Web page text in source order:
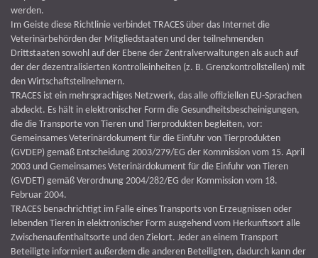
werden.
Im Geiste diese Richtlinie verbindet TRACES über das Internet die
Veterinärbehörden der Mitgliedstaaten und der teilnehmenden
Drittstaaten sowohl auf der Ebene der Zentralverwaltungen als auch auf
der der dezentralisierten Kontrolleinheiten (z. B. Grenzkontrollstellen) mit
den Wirtschaftsteilnehmern.
TRACES ist ein mehrsprachiges Netzwerk, das alle offiziellen EU-Sprachen
abdeckt. Es hält in elektronischer Form die Gesundheitsbescheinigungen,
die die Transporte von Tieren und Tierprodukten begleiten, vor:
Gemeinsames Veterinärdokument für die Einfuhr von Tierprodukten
(GVDEP) gemäß Entscheidung 2003/279/EG der Kommission vom 15. April
2003 und Gemeinsames Veterinärdokument für die Einfuhr von Tieren
(GVDET) gemäß Verordnung 2004/282/EG der Kommission vom 18.
Februar 2004.
TRACES benachrichtigt im Falle eines Transports von Erzeugnissen oder
lebenden Tieren in elektronischer Form ausgehend vom Herkunftsort alle
Zwischenaufenthaltsorte und den Zielort. Jeder an einem Transport
Beteiligte informiert außerdem die anderen Beteiligten, dadurch kann der